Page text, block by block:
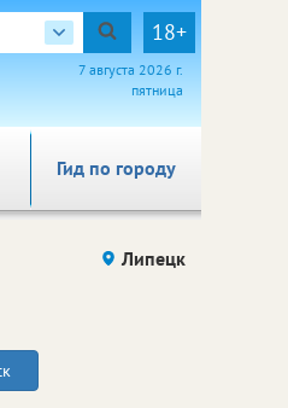
18+
7 августа 2026 г.
пятница
Гид по городу
Липецк